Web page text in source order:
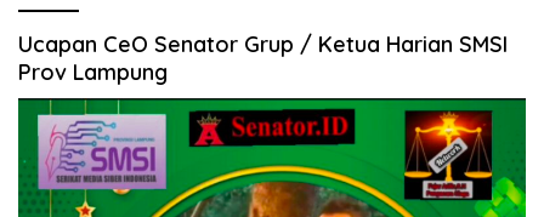
Ucapan CeO Senator Grup / Ketua Harian SMSI
Prov Lampung